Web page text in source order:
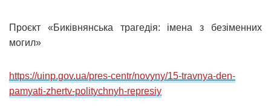
Проєкт «Биківнянська трагедія: імена з безіменних
могил»
https://uinp.gov.ua/pres-centr/novyny/15-travnya-den-
pamyati-zhertv-politychnyh-represiy